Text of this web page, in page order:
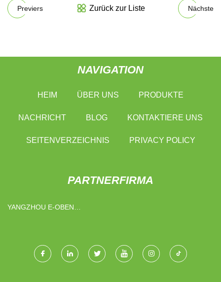
Previers Zurück zur Liste Nächste
NAVIGATION
HEIM ÜBER UNS PRODUKTE
NACHRICHT BLOG KONTAKTIERE UNS
SEITENVERZEICHNIS PRIVACY POLICY
PARTNERFIRMA
YANGZHOU E-OBEN